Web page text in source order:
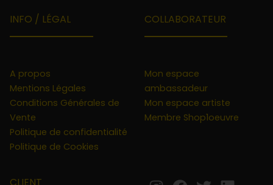
INFO / LÉGAL
A propos
Mentions Légales
Conditions Générales de
Vente
Politique de confidentialité
Politique de Cookies
COLLABORATEUR
Mon espace
ambassadeur
Mon espace artiste
Membre Shop1oeuvre